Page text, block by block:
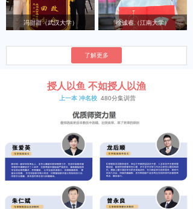
冯甜甜（武汉大学） 徐诚睿（江南大学）
查看更多
了解更多
授人以鱼 不如授人以渔
上一本 冲名校 480分集训营